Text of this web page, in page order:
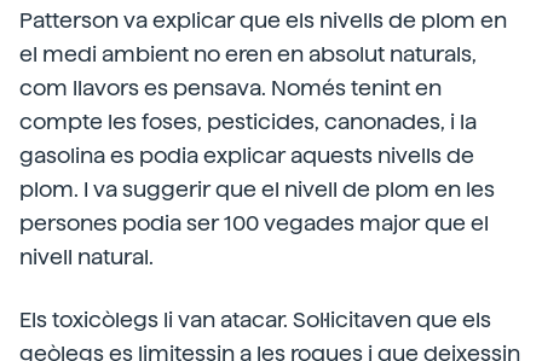
Patterson va explicar que els nivells de plom en
el medi ambient no eren en absolut naturals,
com llavors es pensava. Només tenint en
compte les foses, pesticides, canonades, i la
gasolina es podia explicar aquests nivells de
plom. I va suggerir que el nivell de plom en les
persones podia ser 100 vegades major que el
nivell natural.
Els toxicòlegs li van atacar. Sol·licitaven que els
geòlegs es limitessin a les roques i que deixessin